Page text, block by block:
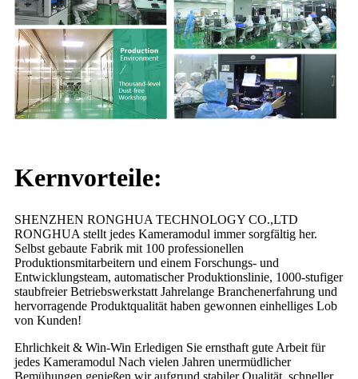
Kernvorteile:
SHENZHEN RONGHUA TECHNOLOGY CO.,LTD
RONGHUA stellt jedes Kameramodul immer sorgfältig her.
Selbst gebaute Fabrik mit 100 professionellen
Produktionsmitarbeitern und einem Forschungs- und
Entwicklungsteam, automatischer Produktionslinie, 1000-stufiger
staubfreier Betriebswerkstatt Jahrelange Branchenerfahrung und
hervorragende Produktqualität haben gewonnen einhelliges Lob
von Kunden!
Ehrlichkeit & Win-Win Erledigen Sie ernsthaft gute Arbeit für
jedes Kameramodul Nach vielen Jahren unermüdlicher
Bemühungen genießen wir aufgrund stabiler Qualität, schneller